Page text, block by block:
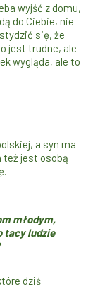
wyjść z domu,
do Ciebie, nie
się, że
jest trudne, ale
wygląda, ale to
a syn ma
też jest osobą
młodym,
tacy ludzie
dziś